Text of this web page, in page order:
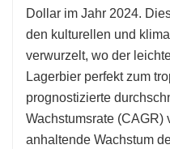
Dollar im Jahr 2024.
den kulturellen und
verwurzelt, wo der
Lagerbier perfekt zum
prognostizierte
Wachstumsrate (CAGR)
anhaltende Wachstum